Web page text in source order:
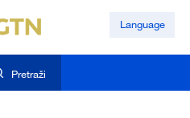
Language
Pretraži